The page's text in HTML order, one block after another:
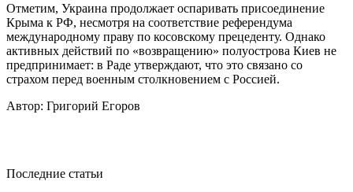
Отметим, Украина продолжает оспаривать присоединение
Крыма к РФ, несмотря на соответствие референдума
международному праву по косовскому прецеденту. Однако
активных действий по «возвращению» полуострова Киев не
предпринимает: в Раде утверждают, что это связано со
страхом перед военным столкновением с Россией.
Автор: Григорий Егоров
Последние статьи